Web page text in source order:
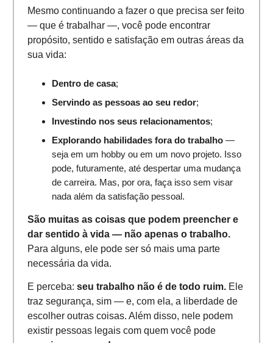
Mesmo continuando a fazer o que precisa ser feito
— que é trabalhar —, você pode encontrar
propósito, sentido e satisfação em outras áreas da
sua vida:
Dentro de casa;
Servindo as pessoas ao seu redor;
Investindo nos seus relacionamentos;
Explorando habilidades fora do trabalho—
seja em um hobby ou em um novo projeto. Isso
pode, futuramente, até despertar uma mudança
de carreira. Mas, por ora, faça isso sem visar
nada além da satisfação pessoal.
São muitas as coisas que podem preencher e
dar sentido à vida — não apenas o trabalho.
Para alguns, ele pode ser só mais uma parte
necessária da vida.
E perceba: seu trabalho não é de todo ruim.Ele
traz segurança, sim — e, com ela, a liberdade de
escolher outras coisas. Além disso, nele podem
existir pessoas legais com quem você pode